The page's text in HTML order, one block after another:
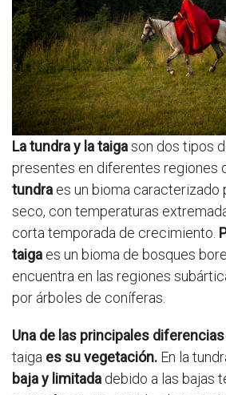
La tundra y la taigason dos tipos
presentes en diferentes regiones
tundra es un bioma caracterizado
seco, con temperaturas
corta temporada de crecimiento.
taiga es un bioma de bosques
encuentra en las regiones
por árboles de coníferas.
Una de las principales diferencias
taiga es su vegetación. En la
baja y limitada debido a las bajas